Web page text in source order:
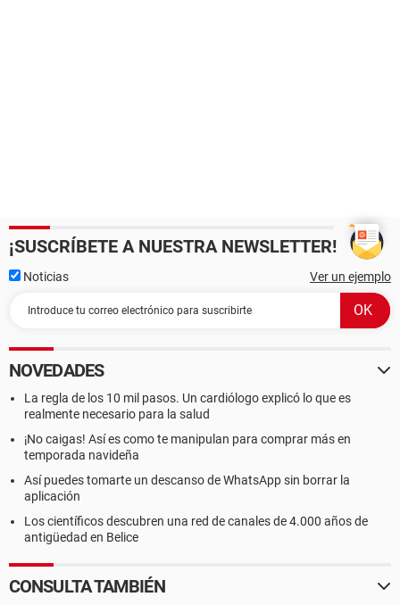
¡SUSCRÍBETE A NUESTRA NEWSLETTER!
Noticias Ver un ejemplo
NOVEDADES
La regla de los 10 mil pasos. Un cardiólogo explicó lo que es
realmente necesario para la salud
¡No caigas! Así es como te manipulan para comprar más en
temporada navideña
Así puedes tomarte un descanso de WhatsApp sin borrar la
aplicación
Los científicos descubren una red de canales de 4.000 años de
antigüedad en Belice
CONSULTA TAMBIÉN